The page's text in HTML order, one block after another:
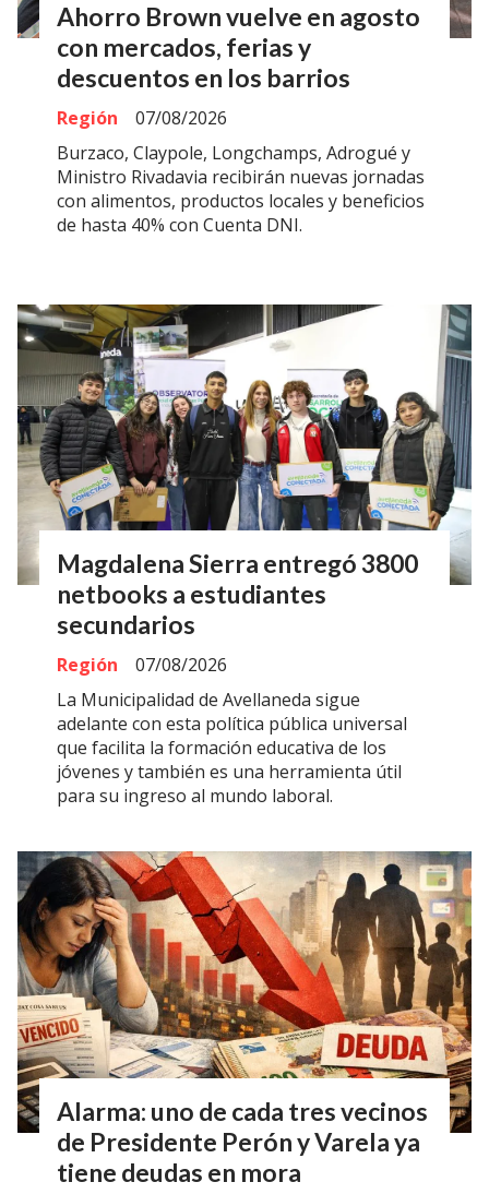
Ahorro Brown vuelve en agosto
con mercados, ferias y
descuentos en los barrios
Región
07/08/2026
Burzaco, Claypole, Longchamps, Adrogué y
Ministro Rivadavia recibirán nuevas jornadas
con alimentos, productos locales y beneficios
de hasta 40% con Cuenta DNI.
Magdalena Sierra entregó 3800
netbooks a estudiantes
secundarios
Región
07/08/2026
La Municipalidad de Avellaneda sigue
adelante con esta política pública universal
que facilita la formación educativa de los
jóvenes y también es una herramienta útil
para su ingreso al mundo laboral.
Alarma: uno de cada tres vecinos
de Presidente Perón y Varela ya
tiene deudas en mora